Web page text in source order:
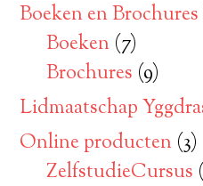
Boeken en Brochures
Boeken (7)
Brochures (9)
Lidmaatschap
Online producten (3)
ZelfstudieCursus